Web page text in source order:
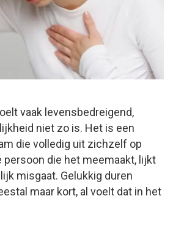
vaak levensbedreigend,
niet zo is. Het is een
die volledig uit zichzelf op
persoon die het meemaakt, lijkt
misgaat. Gelukkig duren
maar kort, al voelt dat in het